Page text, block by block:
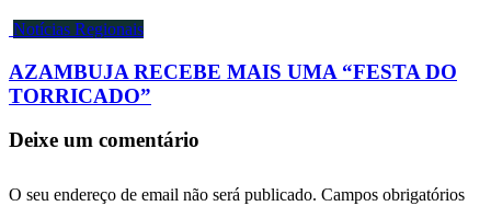
Notícias Regionais
AZAMBUJA RECEBE MAIS UMA “FESTA DO
TORRICADO”
Deixe um comentário
O seu endereço de email não será publicado. Campos obrigatórios